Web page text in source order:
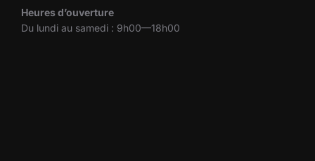
Heures d’ouverture
Du lundi au samedi : 9h00—18h00